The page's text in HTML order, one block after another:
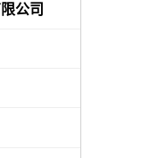
公司